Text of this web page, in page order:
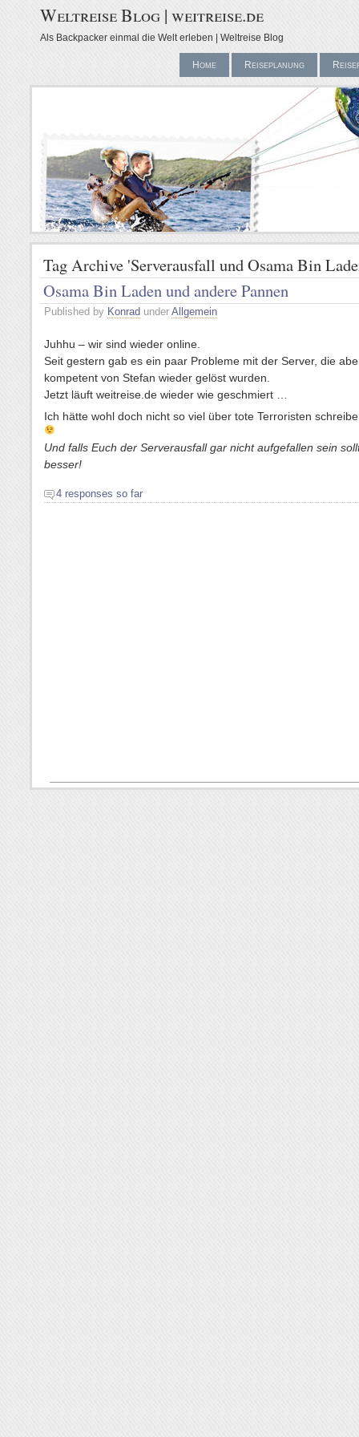
Weltreise Blog | weitreise.de
Als Backpacker einmal die Welt erleben | Weltreise Blog
Home Reiseplanung
Tag Archive 'Serverausfall und Osama Bin
Osama Bin Laden und andere Pannen
Published by Konrad under Allgemein
Juhhu – wir sind wieder online.
Seit gestern gab es ein paar Probleme mit der Server, die
kompetent von Stefan wieder gelöst wurden.
Jetzt läuft weitreise.de wieder wie geschmiert …
Ich hätte wohl doch nicht so viel über tote Terroristen
Und falls Euch der Serverausfall gar nicht aufgefallen sein
besser!
4 responses so far